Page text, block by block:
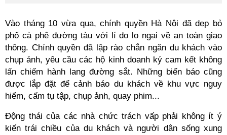
Vào tháng 10 vừa qua, chính quyền Hà Nội đã dẹp bỏ
phố cà phê đường tàu với lí do lo ngại về an toàn giao
thông. Chính quyền đã lập rào chắn ngăn du khách vào
chụp ảnh, yêu cầu các hộ kinh doanh ký cam kết không
lấn chiếm hành lang đường sắt. Những biển báo cũng
được lắp đặt để cảnh báo du khách về khu vực nguy
hiểm, cấm tụ tập, chụp ảnh, quay phim...
Động thái của các nhà chức trách vấp phải không ít ý
kiến trái chiều của du khách và người dân sống xung